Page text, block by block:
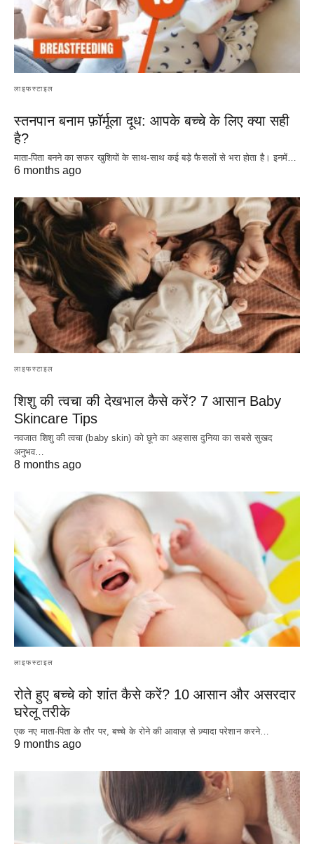
लाइफस्टाइल
स्तनपान बनाम फ़ॉर्मूला दूध: आपके बच्चे के लिए क्या सही
है?
माता-पिता बनने का सफर खुशियों के साथ-साथ कई बड़े फैसलों से भरा होता है। इनमें…
6 months ago
लाइफस्टाइल
शिशु की त्वचा की देखभाल कैसे करें? 7 आसान Baby
Skincare Tips
नवजात शिशु की त्वचा (baby skin) को छूने का अहसास दुनिया का सबसे सुखद
अनुभव…
8 months ago
लाइफस्टाइल
रोते हुए बच्चे को शांत कैसे करें? 10 आसान और असरदार
घरेलू तरीके
एक नए माता-पिता के तौर पर, बच्चे के रोने की आवाज़ से ज़्यादा परेशान करने…
9 months ago